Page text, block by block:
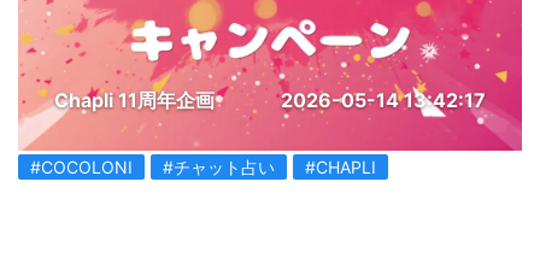
Chapli 11周年企画 2026-05-14 13:42:17
#COCOLONI #チャット占い #CHAPLI